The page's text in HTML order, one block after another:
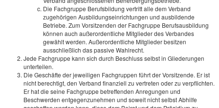
Die Fachgruppe Berufsbildung vertritt alle dem Verband
zugehörigen Ausbildungseinrichtungen und ausbildende
Betriebe. Zum Vorsitzenden der Fachgruppe Berufsausbildung
können auch außerordentliche Mitglieder des Verbandes
gewählt werden. Außerordentliche Mitglieder besitzen
ausschließlich das passive Wahlrecht.
Jede Fachgruppe kann sich durch Beschluss selbst in Gliederungen
unterteilen.
Die Geschäfte der jeweiligen Fachgruppen führt der Vorsitzende. Er ist
nicht berechtigt, den Verband finanziell zu vertreten oder zu verpflichten.
Er hat die seine Fachgruppe betreffenden Anregungen und
Beschwerden entgegenzunehmen und soweit nicht selbst Abhilfe